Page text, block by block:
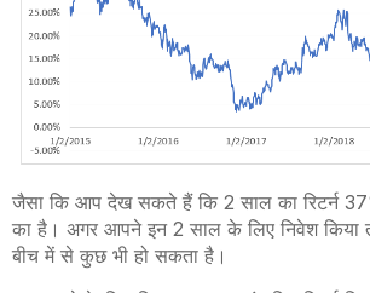
जैसा कि आप देख सकते हैं कि 2 साल का रिटर्न
का है। अगर आपने इन 2 साल के लिए निवेश किया
बीच में से कुछ भी हो सकता है।